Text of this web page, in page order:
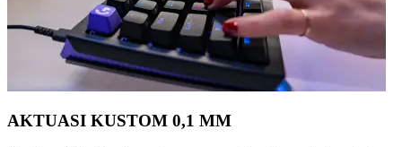
AKTUASI KUSTOM 0,1 MM